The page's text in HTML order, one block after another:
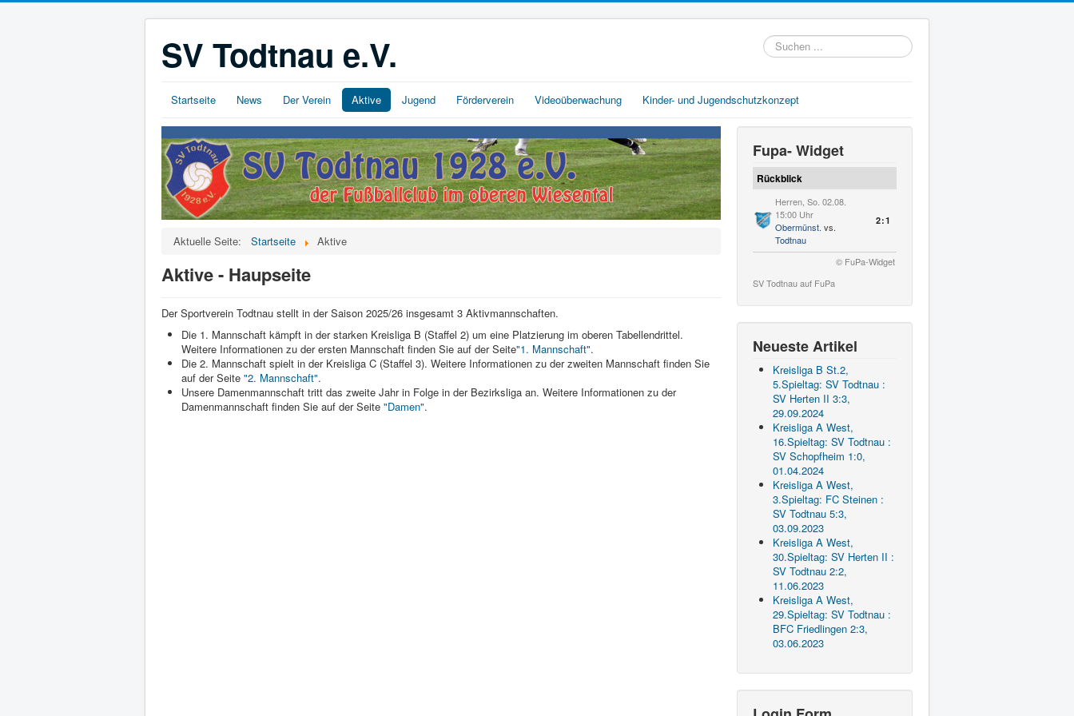
SV Todtnau e.V.
Suchen
...
Startseite News Der Verein Aktive Jugend Förderverein Videoüberwachung Kinder- und Jugendschutzkonzept
Aktuelle Seite: Startseite Aktive
Aktive - Haupseite
Der Sportverein Todtnau stellt in der Saison 2025/26 insgesamt 3 Aktivmannschaften.
Die 1. Mannschaft kämpft in der starken Kreisliga B (Staffel 2) um eine Platzierung im oberen Tabellendrittel.
Weitere Informationen zu der ersten Mannschaft finden Sie auf der Seite"1. Mannschaft".
Die 2. Mannschaft spielt in der Kreisliga C (Staffel 3). Weitere Informationen zu der zweiten Mannschaft finden Sie
auf der Seite "2. Mannschaft".
Unsere Damenmannschaft tritt das zweite Jahr in Folge in der Bezirksliga an. Weitere Informationen zu der
Damenmannschaft finden Sie auf der Seite "Damen".
Fupa- Widget
Rückblick
Herren, So. 02.08.
15:00 Uhr
Obermünst. vs.
Todtnau
2:1
© FuPa-Widget
SV Todtnau auf FuPa
Neueste Artikel
Kreisliga B St.2,
5.Spieltag: SV Todtnau :
SV Herten II 3:3,
29.09.2024
Kreisliga A West,
16.Spieltag: SV Todtnau :
SV Schopfheim 1:0,
01.04.2024
Kreisliga A West,
3.Spieltag: FC Steinen :
SV Todtnau 5:3,
03.09.2023
Kreisliga A West,
30.Spieltag: SV Herten II :
SV Todtnau 2:2,
11.06.2023
Kreisliga A West,
29.Spieltag: SV Todtnau :
BFC Friedlingen 2:3,
03.06.2023